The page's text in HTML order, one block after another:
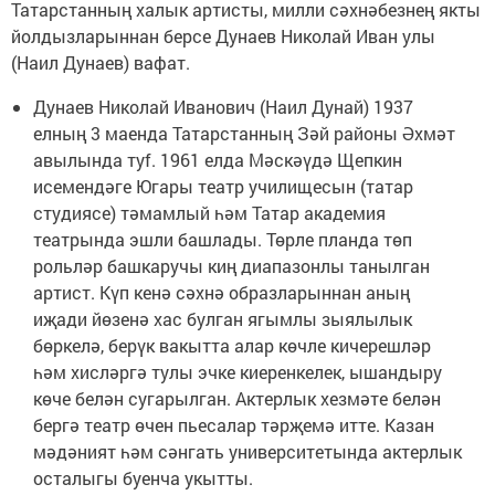
Татарстанның халык артисты, милли сәхнәбезнең якты
йолдызларыннан берсе Дунаев Николай Иван улы
(Наил Дунаев) вафат.
Дунаев Николай Иванович (Наил Дунай) 1937
елның 3 маенда Татарстанның Зәй районы Әхмәт
авылында туf. 1961 елда Мәскәүдә Щепкин
исемендәге Югары театр училищесын (татар
студиясе) тәмамлый һәм Татар академия
театрында эшли башлады. Төрле планда төп
рольләр башкаручы киң диапазонлы танылган
артист. Күп кенә сәхнә образларыннан аның
иҗади йөзенә хас булган ягымлы зыялылык
бөркелә, берүк вакытта алар көчле кичерешләр
һәм хисләргә тулы эчке киеренкелек, ышандыру
көче белән сугарылган. Актерлык хезмәте белән
бергә театр өчен пьесалар тәрҗемә итте. Казан
мәдәният һәм сәнгать университетында актерлык
осталыгы буенча укытты.